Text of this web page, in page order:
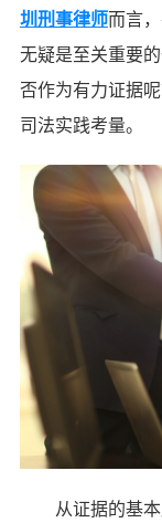
圳刑事律师而言
无疑是至关重要
否作为有力证据
司法实践考量。
从证据的基本